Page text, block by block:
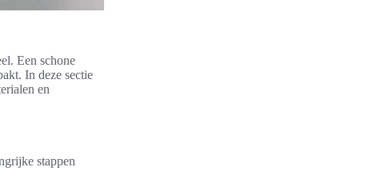
Een schone
In deze sectie
en
stappen